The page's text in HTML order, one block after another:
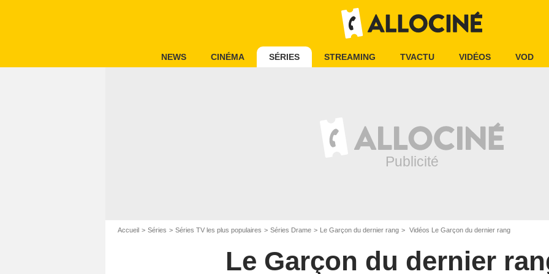
NEWS CINÉMA SÉRIES STREAMING TVACTU VIDÉOS VOD
Accueil Séries Séries TV les plus populaires Séries Drame Le Garçon du dernier rang Vidéos Le Garçon du dernier rang
Le Garçon du dernier